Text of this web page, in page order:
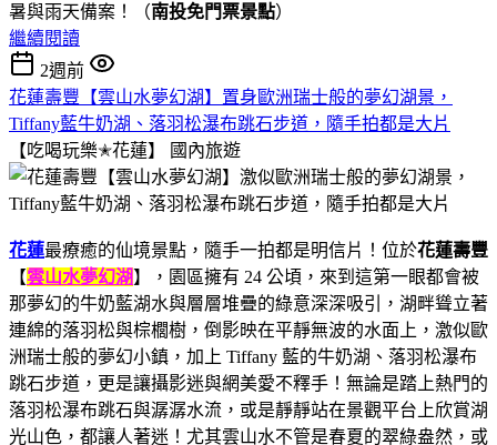
暑與雨天備案！（南投免門票景點）
繼續閱讀
2週前
花蓮壽豐【雲山水夢幻湖】置身歐洲瑞士般的夢幻湖景，
Tiffany藍牛奶湖、落羽松瀑布跳石步道，隨手拍都是大片
【吃喝玩樂✭花蓮】
國內旅遊
花蓮最療癒的仙境景點，隨手一拍都是明信片！位於花蓮壽豐
【雲山水夢幻湖】，園區擁有 24 公頃，來到這第一眼都會被
那夢幻的牛奶藍湖水與層層堆疊的綠意深深吸引，湖畔聳立著
連綿的落羽松與棕櫚樹，倒影映在平靜無波的水面上，激似歐
洲瑞士般的夢幻小鎮，加上 Tiffany 藍的牛奶湖、落羽松瀑布
跳石步道，更是讓攝影迷與網美愛不釋手！無論是踏上熱門的
落羽松瀑布跳石與潺潺水流，或是靜靜站在景觀平台上欣賞湖
光山色，都讓人著迷！尤其雲山水不管是春夏的翠綠盎然，或